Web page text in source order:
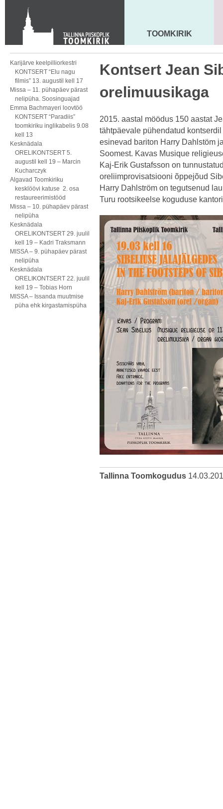
KONTAKT
Toom-Kooli 6, 10130 TALLINN
tallinna.toom@eelk.ee
MAARJA KIRIK
TOOMKIRIK
Karijärve keelpilliorkestri
KONTSERT “Elu nagu
filmis” 13. augustil kell 17
Missa – 11. pühapäev pärast
nelipüha. Soosinguajad
Emma Bachmayeri loovtöö
KONTSERT “Paradiis”
toomkiriku inglikabelis 9.08
kell 13
Kesknädala
ORELIKONTSERT 5.
augustil kell 19 – Marcin
Kucharczyk
Algavad Toomkiriku
kesklöövi katuse 2. osa
restaureerimistööd
Missa – 10. pühapäev pärast
nelipüha
Kesknädala
ORELIKONTSERT 29. juulil
kell 19 – Kadri Traksmann
MISSA – 9. pühapäev pärast
nelipüha
Kesknädala
ORELIKONTSERT 22. juulil
kell 19 – Tobias Horn
MISSA – Issanda muutmise
püha ehk kirgastamispüha
Kontsert Jean
orelimuusikaga
2015. aastal möödus 150 aastat
tähtpäevale pühendatud
esinevad bariton Harry Dahlstöm
Soomest. Kavas Musique
Kaj-Erik Gustafsson on
oreliimprovisatsiooni õppejõud
Harry Dahlström on tegutsenud
Turu rootsikeelse koguduse
Tallinna Toomkogudus